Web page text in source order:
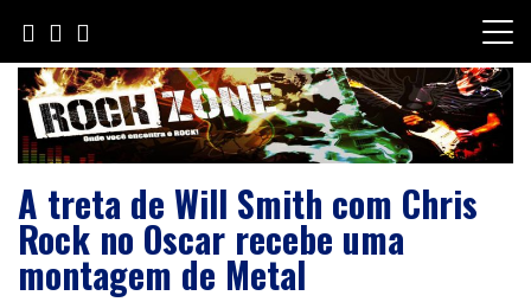
content
A treta de Will Smith com Chris
Rock no Oscar recebe uma
montagem de Metal